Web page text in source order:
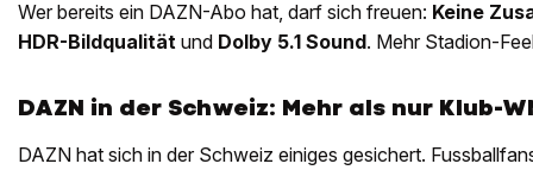
Wer bereits ein DAZN-Abo hat, darf sich freuen: Keine
HDR-Bildqualität und Dolby 5.1 Sound. Mehr Stadion-
DAZN in der Schweiz: Mehr als nur Klub-
DAZN hat sich in der Schweiz einiges gesichert.